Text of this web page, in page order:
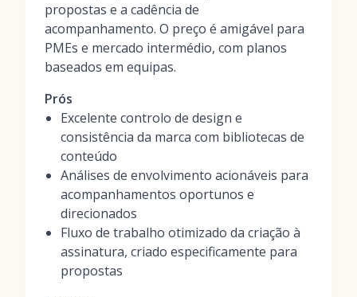
propostas e a cadência de
acompanhamento. O preço é amigável para
PMEs e mercado intermédio, com planos
baseados em equipas.
Prós
Excelente controlo de design e
consistência da marca com bibliotecas de
conteúdo
Análises de envolvimento acionáveis para
acompanhamentos oportunos e
direcionados
Fluxo de trabalho otimizado da criação à
assinatura, criado especificamente para
propostas